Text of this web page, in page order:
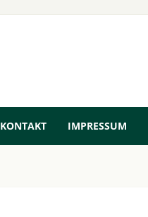
KONTAKT IMPRESSUM